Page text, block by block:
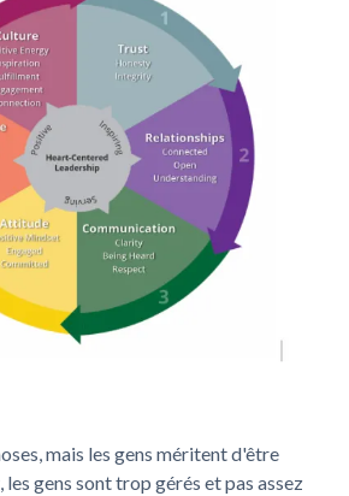
mais les gens méritent d'être
gens sont trop gérés et pas assez